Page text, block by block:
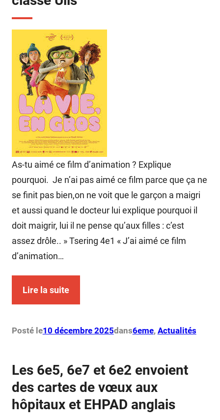
As-tu aimé ce film d’animation ? Explique
pourquoi. Je n’ai pas aimé ce film parce que ça ne
se finit pas bien,on ne voit que le garçon a maigri
et aussi quand le docteur lui explique pourquoi il
doit maigrir, lui il ne pense qu’aux filles : c’est
assez drôle.. » Tsering 4e1 « J’ai aimé ce film
d’animation…
Lire la suite
Posté le10 décembre 2025dans6eme, Actualités
Les 6e5, 6e7 et 6e2 envoient
des cartes de vœux aux
hôpitaux et EHPAD anglais